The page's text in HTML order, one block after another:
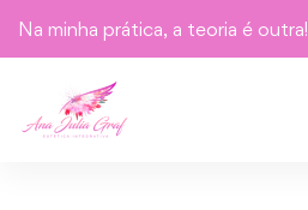
Na minha prática, a teoria é outra!